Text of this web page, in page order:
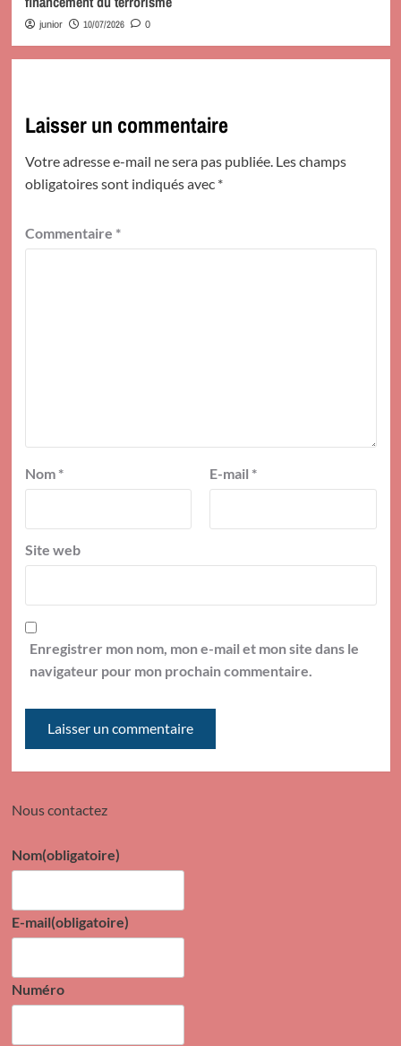
junior 10/07/2026 0
Laisser un commentaire
Votre adresse e-mail ne sera pas publiée. Les champs
obligatoires sont indiqués avec *
Commentaire *
Nom * E-mail *
Site web
Enregistrer mon nom, mon e-mail et mon site dans le
navigateur pour mon prochain commentaire.
Nous contactez
Nom(obligatoire)
E-mail(obligatoire)
Numéro